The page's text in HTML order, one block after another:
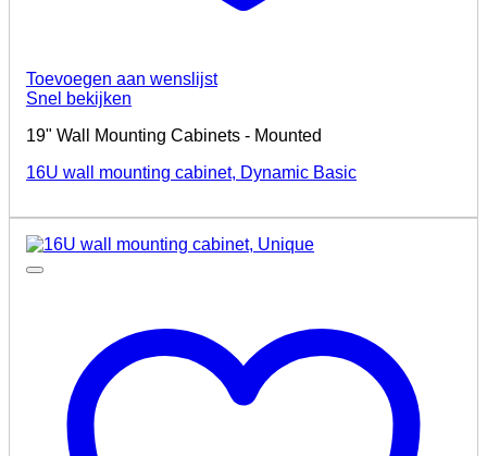
Toevoegen aan wenslijst
Snel bekijken
19" Wall Mounting Cabinets - Mounted
16U wall mounting cabinet, Dynamic Basic